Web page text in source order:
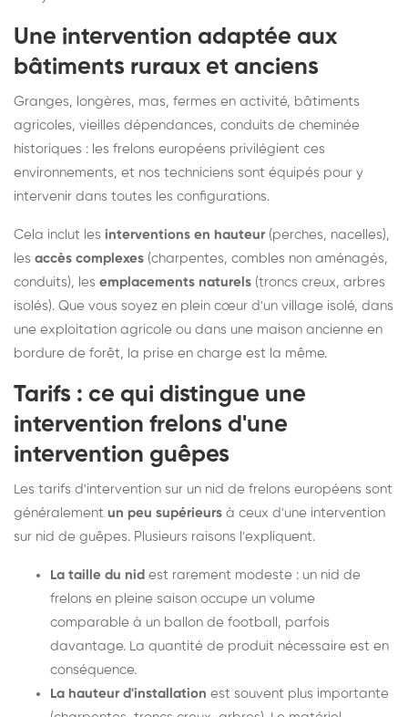
Une intervention adaptée aux
bâtiments ruraux et anciens
Granges, longères, mas, fermes en activité, bâtiments
agricoles, vieilles dépendances, conduits de cheminée
historiques : les frelons européens privilégient ces
environnements, et nos techniciens sont équipés pour y
intervenir dans toutes les configurations.
Cela inclut les interventions en hauteur (perches, nacelles),
les accès complexes (charpentes, combles non aménagés,
conduits), les emplacements naturels (troncs creux, arbres
isolés). Que vous soyez en plein cœur d'un village isolé, dans
une exploitation agricole ou dans une maison ancienne en
bordure de forêt, la prise en charge est la même.
Tarifs : ce qui distingue une
intervention frelons d'une
intervention guêpes
Les tarifs d'intervention sur un nid de frelons européens sont
généralement un peu supérieurs à ceux d'une intervention
sur nid de guêpes. Plusieurs raisons l'expliquent.
La taille du nid est rarement modeste : un nid de
frelons en pleine saison occupe un volume
comparable à un ballon de football, parfois
davantage. La quantité de produit nécessaire est en
conséquence.
La hauteur d'installation est souvent plus importante